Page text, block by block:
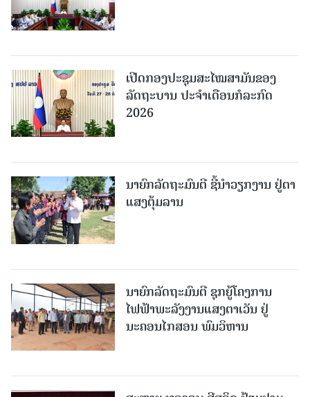
ເປີດກອງປະຊຸມສະໄໝສາມັນຂອງ
ລັດຖະບານ ປະຈໍາເດືອນກໍລະກົດ
2026
ນາຍົກລັດຖະມົນຕີ ຊີ້ນຳວຽກງານ ຢູ່ຕາ
ແສງຕຸ້ມລານ
ນາຍົກລັດຖະມົນຕີ ຊຸກຍູ້ໂຄງການ
ໄຟຟ້າພະລັງງານແສງຕາເວັນ ຢູ່
ນະຄອນໄກສອນ ພົມວິຫານ